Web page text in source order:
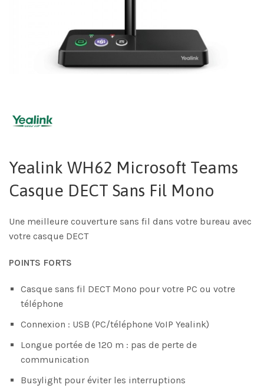
Yealink WH62 Microsoft Teams
Casque DECT Sans Fil Mono
Une meilleure couverture sans fil dans votre bureau avec
votre casque DECT
POINTS FORTS
Casque sans fil DECT Mono pour votre PC ou votre
téléphone
Connexion : USB (PC/téléphone VoIP Yealink)
Longue portée de 120 m : pas de perte de
communication
Busylight pour éviter les interruptions